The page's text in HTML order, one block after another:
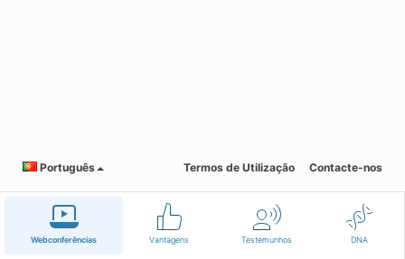
Webconferências Vantagens Testemunhos DNA
Português Termos de Utilização Contacte-nos